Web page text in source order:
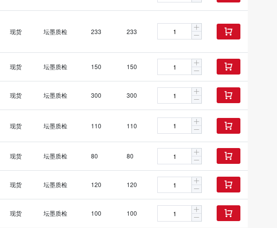
现货 坛墨质检 233 233 
现货 坛墨质检 150 150 
现货 坛墨质检 300 300 
现货 坛墨质检 110 110 
现货 坛墨质检 80 80 
现货 坛墨质检 120 120 
现货 坛墨质检 100 100 